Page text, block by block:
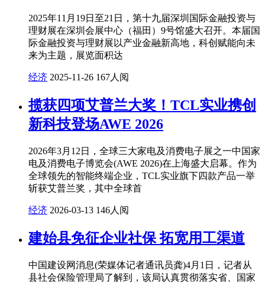
2025年11月19日至21日，第十九届深圳国际金融投资与
理财展在深圳会展中心（福田）9号馆盛大召开。本届国
际金融投资与理财展以产业金融新高地，科创赋能向未
来为主题，展览面积达
经济 2025-11-26 167人阅
揽获四项艾普兰大奖！TCL实业携创
新科技登场AWE 2026
2026年3月12日，全球三大家电及消费电子展之一中国家
电及消费电子博览会(AWE 2026)在上海盛大启幕。作为
全球领先的智能终端企业，TCL实业旗下四款产品一举
斩获艾普兰奖，其中全球首
经济 2026-03-13 146人阅
建始县免征企业社保 拓宽用工渠道
中国建设网消息(荣媒体记者通讯员龚)4月1日，记者从
县社会保险管理局了解到，该局认真贯彻落实省、国家